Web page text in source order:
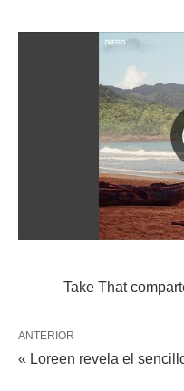
Take That
ANTERIOR
« Loreen revela el